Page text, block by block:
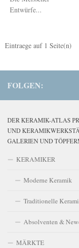
Entwürfe...
Eintraege auf 1 Seite(n)
FOLGEN:
DER KERAMIK-ATLAS
UND
GALERIEN UND
KERAMIKER
Moderne Keramik
Traditionelle
Absolventen &
MÄRKTE